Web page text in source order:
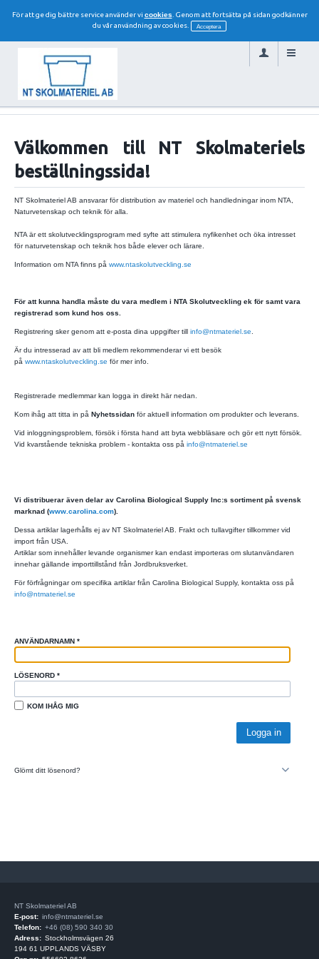
För att ge dig bättre service använder vi cookies. Genom att fortsätta på sidan godkänner
du vår användning av cookies.
Acceptera
Välkommen till NT Skolmateriels
beställningssida!
NT Skolmateriel AB ansvarar för distribution av materiel och handledningar inom NTA,
Naturvetenskap och teknik för alla.
NTA är ett skolutvecklingsprogram med syfte att stimulera nyfikenhet och öka intresset
för naturvetenskap och teknik hos både elever och lärare.
Information om NTA finns på www.ntaskolutveckling.se
För att kunna handla måste du vara medlem i NTA Skolutveckling ek för samt vara
registrerad som kund hos oss.
Registrering sker genom att e-posta dina uppgifter till info@ntmateriel.se
Är du intresserad av att bli medlem rekommenderar vi ett besök
på www.ntaskolutveckling.se för mer info.
Registrerade medlemmar kan logga in direkt här nedan.
Kom ihåg att titta in på Nyhetssidan för aktuell information om produkter och leverans.
Vid inloggningsproblem, försök i första hand att byta webbläsare och gör ett nytt försök.
Vid kvarstående tekniska problem - kontakta oss på info@ntmateriel.se
Vi distribuerar även delar av Carolina Biological Supply Inc:s sortiment på svensk
marknad (www.carolina.com).
Dessa artiklar lagerhålls ej av NT Skolmateriel AB. Frakt och tullavgifter tillkommer vid
import från USA.
Artiklar som innehåller levande organismer kan endast importeras om slutanvändaren
innehar gällande importtillstånd från Jordbruksverket.
För förfrågningar om specifika artiklar från Carolina Biological Supply, kontakta oss på
info@ntmateriel.se
ANVÄNDARNAMN *
LÖSENORD *
KOM IHÅG MIG
Glömt ditt lösenord?
NT Skolmateriel AB
E-post: info@ntmateriel.se
Telefon: +46 (08) 590 340 30
Adress: Stockholmsvägen 26
194 61 UPPLANDS VÄSBY